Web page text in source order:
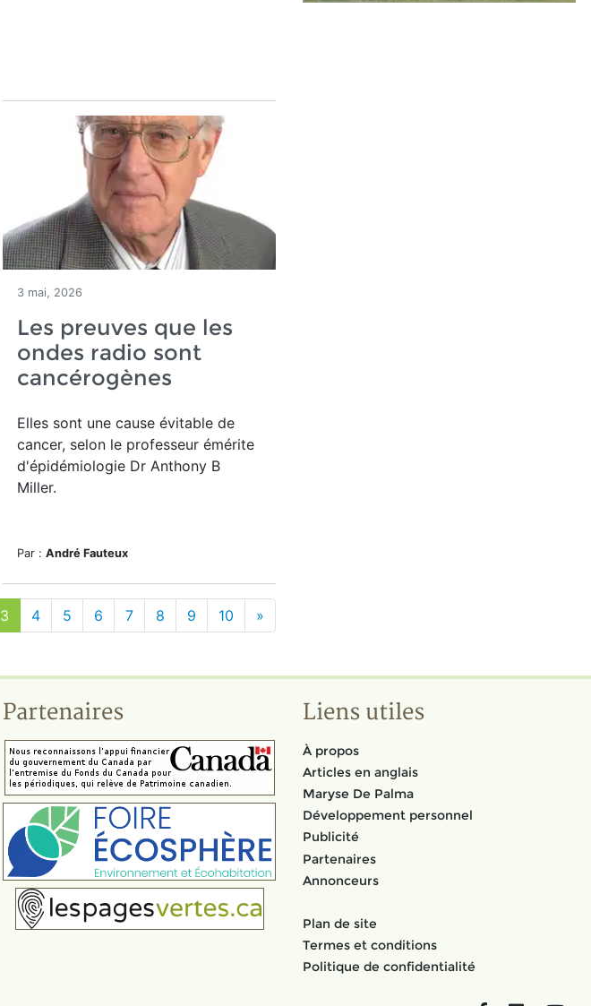
3 mai, 2026
Les preuves que les
ondes radio sont
cancérogènes
Elles sont une cause évitable de
cancer, selon le professeur émérite
d'épidémiologie Dr Anthony B
Miller.
Par : André Fauteux
3 4 5 6 7 8 9 10 »
Partenaires Liens utiles
À propos
Articles en anglais
Maryse De Palma
Développement personnel
Publicité
Partenaires
Annonceurs
Plan de site
Termes et conditions
Politique de confidentialité